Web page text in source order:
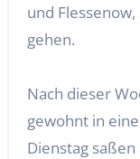
und
gehen.
Nach dieser
gewohnt in
Dienstag